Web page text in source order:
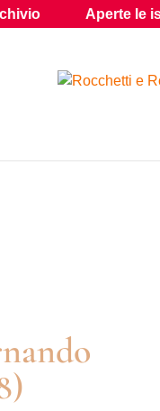
Aperte le iscrizioni al